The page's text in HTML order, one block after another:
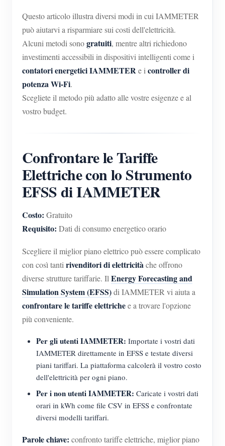
Questo articolo illustra diversi modi in cui IAMMETER
può aiutarvi a risparmiare sui costi dell'elettricità.
Alcuni metodi sonogratuiti, mentre altri richiedono
investimenti accessibili in dispositivi intelligenti come i
contatori energetici IAMMETERe icontroller di
potenza Wi-Fi.
Scegliete il metodo più adatto alle vostre esigenze e al
vostro budget.
Confrontare le Tariffe
Elettriche con lo Strumento
EFSS di IAMMETER
Costo: Gratuito
Requisito: Dati di consumo energetico orario
Scegliere il miglior piano elettrico può essere complicato
con così tantirivenditori di elettricitàche offrono
diverse strutture tariffarie. IlEnergy Forecasting and
Simulation System (EFSS)di IAMMETER vi aiuta a
confrontare le tariffe elettrichee a trovare l'opzione
più conveniente.
Per gli utenti IAMMETER: Importate i vostri dati
IAMMETER direttamente in EFSS e testate diversi
piani tariffari. La piattaforma calcolerà il vostro costo
dell'elettricità per ogni piano.
Per i non utenti IAMMETER: Caricate i vostri dati
orari in kWh come file CSV in EFSS e confrontate
diversi modelli tariffari.
Parole chiave: confronto tariffe elettriche, miglior piano